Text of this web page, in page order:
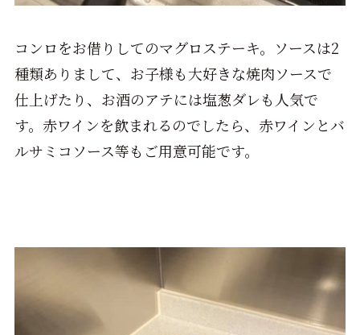
コンロをお借りしてのマグロステーキ。ソースは2
種類ありまして、お子様も大好きな焼肉ソースで
仕上げたり、お酒のアテには塩葱ダレも人気で
す。赤ワインを飲まれるのでしたら、赤ワインとバ
ルサミコソース等もご用意可能です。